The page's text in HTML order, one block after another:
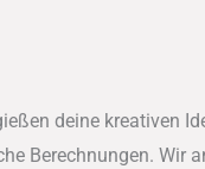
deine kreativen
Berechnungen. Wir